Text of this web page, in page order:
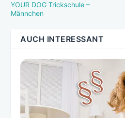
YOUR DOG Trickschule –
Männchen
AUCH INTERESSANT